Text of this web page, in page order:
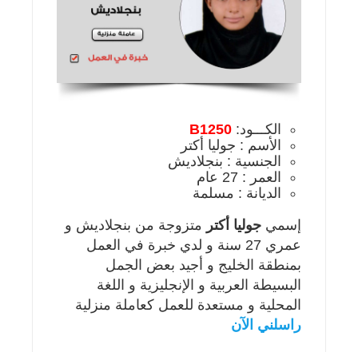
الكـــود: B1250
الأسم : جوليا أكتر
الجنسية : بنجلاديش
العمر : 27 عام
الديانة : مسلمة
إسمي جوليا أكتر متزوجة من بنجلاديش و
عمري 27 سنة و لدي خبرة في العمل
بمنطقة الخليج و أجيد بعض الجمل
البسيطة العربية و الإنجليزية و اللغة
المحلية و مستعدة للعمل كعاملة منزلية
راسلني الآن